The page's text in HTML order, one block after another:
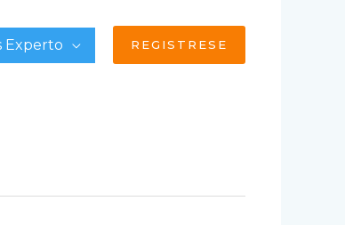
Experto REGISTRESE